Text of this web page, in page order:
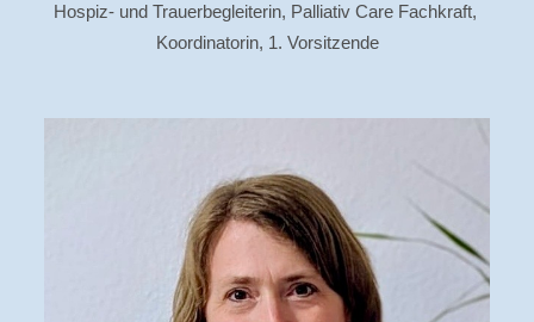
Hospiz- und Trauerbegleiterin, Palliativ Care Fachkraft,
Koordinatorin, 1. Vorsitzende